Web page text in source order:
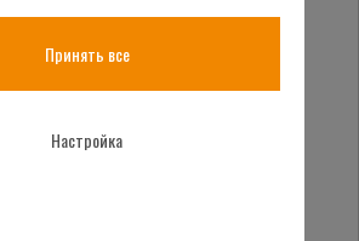
Принять все
Настройка